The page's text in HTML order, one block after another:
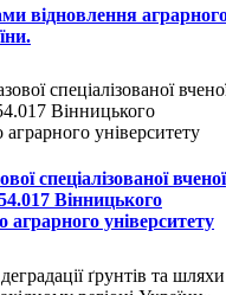
відновлення
спеціалізованої вченої
Вінницького
аграрного університету